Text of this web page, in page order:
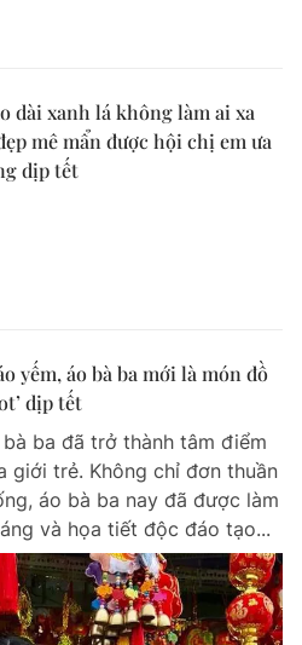
dài xanh lá không làm ai xa
mê mẩn được hội chị em ưa
dịp tết
yếm, áo bà ba mới là món đồ
dịp tết
ba đã trở thành tâm điểm
giới trẻ. Không chỉ đơn thuần
áo bà ba nay đã được làm
và họa tiết độc đáo tạo...